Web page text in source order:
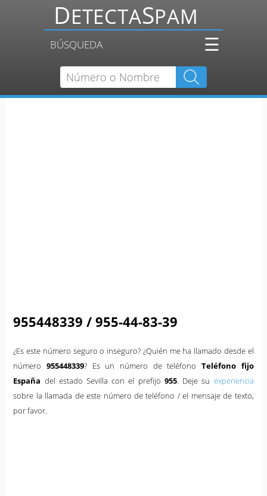
BÚSQUEDA ☰
955448339 / 955-44-83-39
¿Es este número seguro o inseguro? ¿Quién me ha llamado desde el
número955448339? Es un número de teléfono Teléfono fijo
España del estado Sevilla con el prefijo 955. Deje su experiencia
sobre la llamada de este número de teléfono / el mensaje de texto,
por favor.